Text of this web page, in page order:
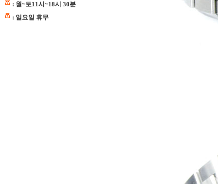
: 월~토11시~18시 30분
: 일요일 휴무